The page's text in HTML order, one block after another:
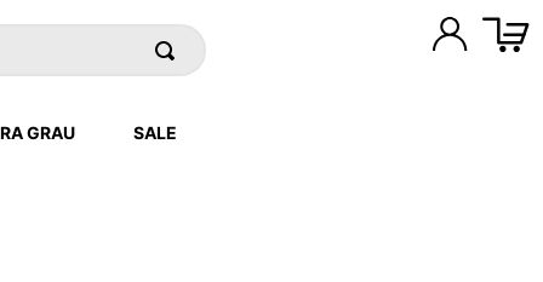
GRAU SALE